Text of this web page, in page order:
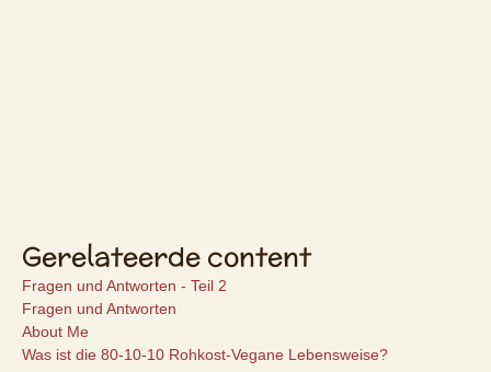
Gerelateerde content
Fragen und Antworten - Teil 2
Fragen und Antworten
About Me
Was ist die 80-10-10 Rohkost-Vegane Lebensweise?